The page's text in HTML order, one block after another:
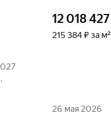
12 018 427
215 384 ₽ за м²
26 мая 2026